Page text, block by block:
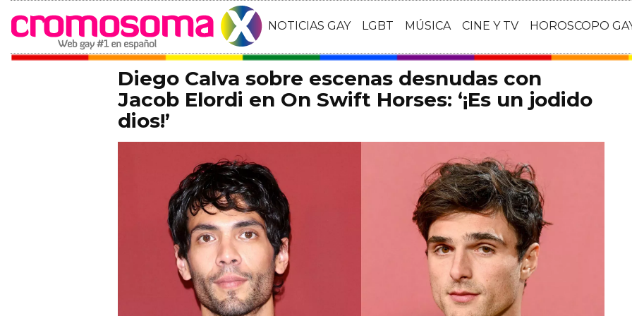
NOTICIAS GAY LGBT MÚSICA CINE Y TV HOROSCOPO
Diego Calva sobre escenas desnudas con
Jacob Elordi en On Swift Horses: ‘¡Es un jodido
dios!’